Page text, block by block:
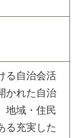
る自治会活
かれた自治
地域・住民
る充実した